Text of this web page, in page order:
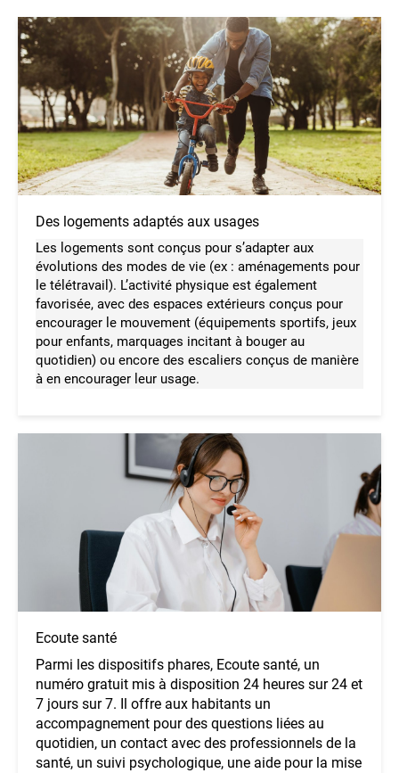
Des logements adaptés aux usages
Les logements sont conçus pour s’adapter aux
évolutions des modes de vie (ex : aménagements pour
le télétravail). L’activité physique est également
favorisée, avec des espaces extérieurs conçus pour
encourager le mouvement (équipements sportifs, jeux
pour enfants, marquages incitant à bouger au
quotidien) ou encore des escaliers conçus de manière
à en encourager leur usage.
Ecoute santé
Parmi les dispositifs phares, Ecoute santé, un
numéro gratuit mis à disposition 24 heures sur 24 et
7 jours sur 7. Il offre aux habitants un
accompagnement pour des questions liées au
quotidien, un contact avec des professionnels de la
santé, un suivi psychologique, une aide pour la mise